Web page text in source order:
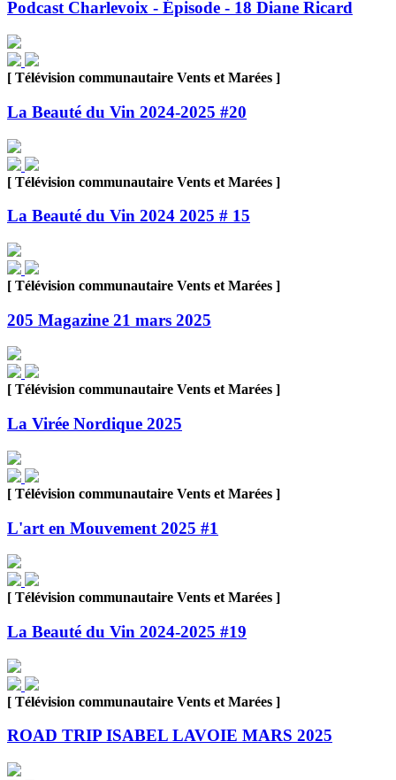
Podcast Charlevoix - Épisode - 18 Diane Ricard
[ Télévision communautaire Vents et Marées ]
La Beauté du Vin 2024-2025 #20
[ Télévision communautaire Vents et Marées ]
La Beauté du Vin 2024 2025 # 15
[ Télévision communautaire Vents et Marées ]
205 Magazine 21 mars 2025
[ Télévision communautaire Vents et Marées ]
La Virée Nordique 2025
[ Télévision communautaire Vents et Marées ]
L'art en Mouvement 2025 #1
[ Télévision communautaire Vents et Marées ]
La Beauté du Vin 2024-2025 #19
[ Télévision communautaire Vents et Marées ]
ROAD TRIP ISABEL LAVOIE MARS 2025